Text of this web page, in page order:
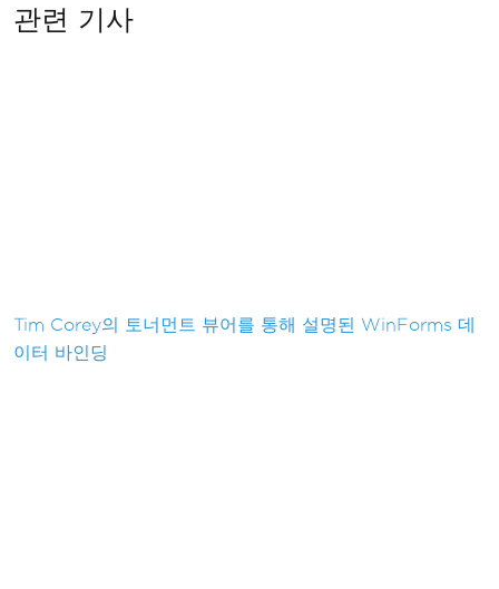
관련 기사
Tim Corey의 토너먼트 뷰어를 통해 설명된 WinForms 데
이터 바인딩